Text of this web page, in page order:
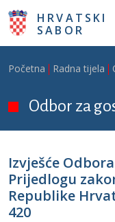
Skoči na glavni sadržaj
HRVATSKI
SABOR
Breadcrumb
Početna Radna tijela
Odbor za
Izvješće
Prijedlogu
Republike
420